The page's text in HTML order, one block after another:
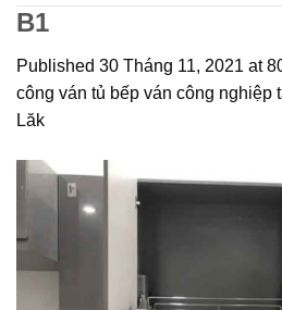
B1
Published 30 Tháng 11, 2021 at
công ván tủ bếp ván công nghiệp
Lăk